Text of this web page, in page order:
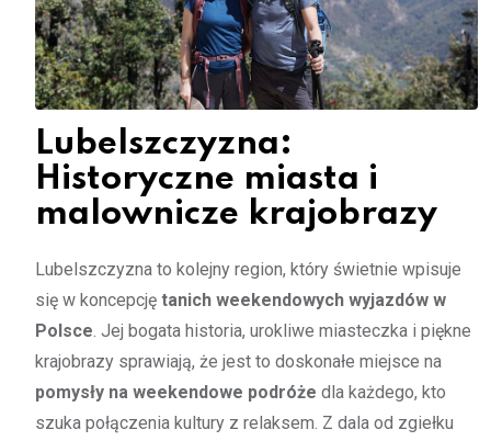
Lubelszczyzna:
Historyczne miasta i
malownicze krajobrazy
Lubelszczyzna to kolejny region, który świetnie wpisuje
się w koncepcję tanich weekendowych wyjazdów w
Polsce . Jej bogata historia, urokliwe miasteczka i piękne
krajobrazy sprawiają, że jest to doskonałe miejsce na
pomysły na weekendowe podróże dla każdego, kto
szuka połączenia kultury z relaksem. Z dala od zgiełku